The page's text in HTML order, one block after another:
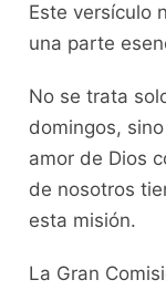
Este versículo
una parte
No se trata
domingos,
amor de Dios
de nosotros
esta misión.
La Gran